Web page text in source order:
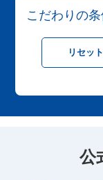
こだわりの
公